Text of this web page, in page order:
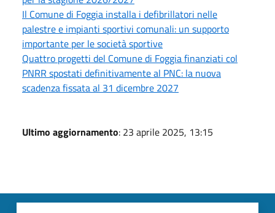
Il Comune di Foggia installa i defibrillatori nelle
palestre e impianti sportivi comunali: un supporto
importante per le società sportive
Quattro progetti del Comune di Foggia finanziati col
PNRR spostati definitivamente al PNC: la nuova
scadenza fissata al 31 dicembre 2027
Ultimo aggiornamento: 23 aprile 2025, 13:15